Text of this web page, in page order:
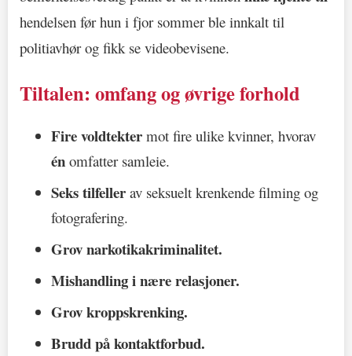
hendelsen før hun i fjor sommer ble innkalt til
politiavhør og fikk se videobevisene.
Tiltalen: omfang og øvrige forhold
Fire voldtekter mot fire ulike kvinner, hvorav
én omfatter samleie.
Seks tilfeller av seksuelt krenkende filming og
fotografering.
Grov narkotikakriminalitet.
Mishandling i nære relasjoner.
Grov kroppskrenking.
Brudd på kontaktforbud.